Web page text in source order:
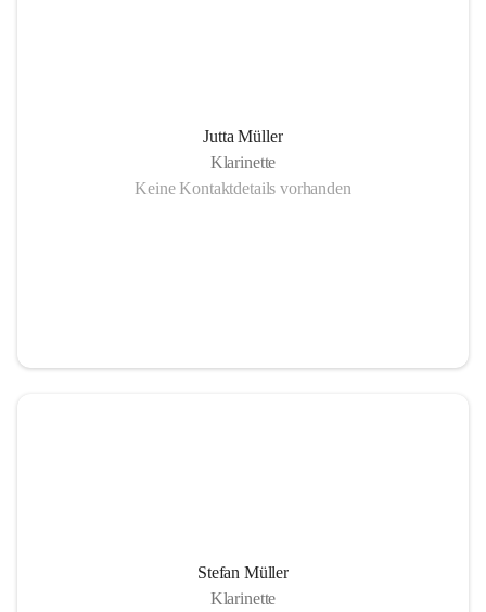
Jutta Müller
Klarinette
Keine Kontaktdetails vorhanden
Stefan Müller
Klarinette